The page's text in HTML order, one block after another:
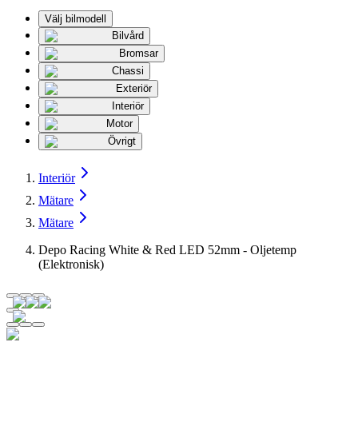
Välj bilmodell
Bilvård
Bromsar
Chassi
Exteriör
Interiör
Motor
Övrigt
Interiör
Mätare
Mätare
Depo Racing White & Red LED 52mm - Oljetemp
(Elektronisk)